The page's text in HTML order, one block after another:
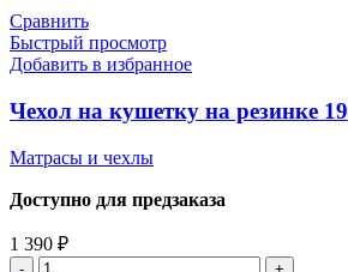
Сравнить
Быстрый просмотр
Добавить в избранное
Чехол на кушетку на резинке
Матрасы и чехлы
Доступно для предзаказа
1 390 ₽